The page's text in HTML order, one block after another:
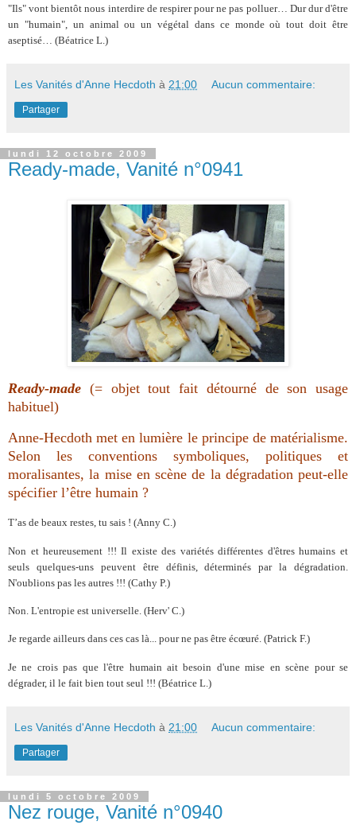
"Ils" vont bientôt nous interdire de respirer pour ne pas polluer… Dur dur d'être
un "humain", un animal ou un végétal dans ce monde où tout doit être
aseptisé… (Béatrice L.)
Les Vanités d'Anne Hecdoth à 21:00 Aucun commentaire:
Partager
lundi 12 octobre 2009
Ready-made, Vanité n°0941
Ready-made (= objet tout fait détourné de son usage
habituel)
Anne-Hecdoth met en lumière le principe de matérialisme.
Selon les conventions symboliques, politiques et
moralisantes, la mise en scène de la dégradation peut-elle
spécifier l’être humain ?
T’as de beaux restes, tu sais ! (Anny C.)
Non et heureusement !!! Il existe des variétés différentes d'êtres humains et
seuls quelques-uns peuvent être définis, déterminés par la dégradation.
N'oublions pas les autres !!! (Cathy P.)
Non. L'entropie est universelle. (Herv' C.)
Je regarde ailleurs dans ces cas là... pour ne pas être écœuré. (Patrick F.)
Je ne crois pas que l'être humain ait besoin d'une mise en scène pour se
dégrader, il le fait bien tout seul !!! (Béatrice L.)
Les Vanités d'Anne Hecdoth à 21:00 Aucun commentaire:
Partager
lundi 5 octobre 2009
Nez rouge, Vanité n°0940